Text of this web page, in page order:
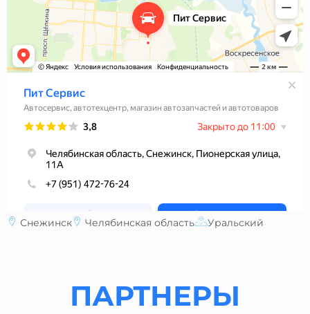
Снежинск Челябинская область Уральский
ПАРТНЕРЫ